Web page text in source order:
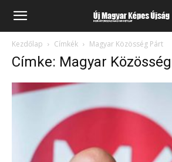
Kezdőlap Címkék Magyar Közösség Párt
Címke: Magyar